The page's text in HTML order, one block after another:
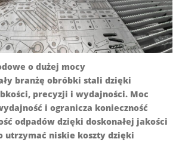
o dużej mocy
branżę obróbki stali dzięki
precyzji i wydajności. Moc
i ogranicza konieczność
odpadów dzięki doskonałej jakości
utrzymać niskie koszty dzięki